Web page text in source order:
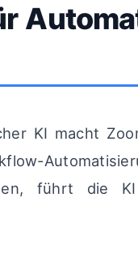
KI macht
führt die